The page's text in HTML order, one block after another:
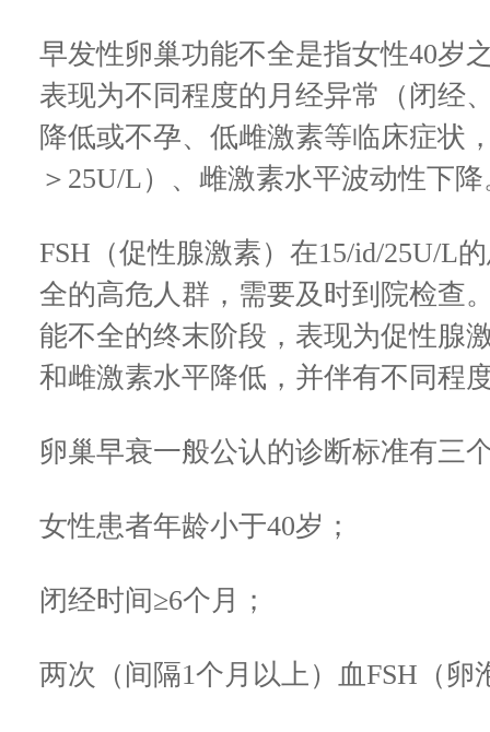
早发性卵巢功能不全是指女性40岁
表现为不同程度的月经异常（闭经
降低或不孕、低雌激素等临床症状
＞25U/L）、雌激素水平波动性下降
FSH（促性腺激素）在15/id/25U/L
全的高危人群，需要及时到院检查
能不全的终末阶段，表现为促性腺
和雌激素水平降低，并伴有不同程
卵巢早衰一般公认的诊断标准有三
女性患者年龄小于40岁；
闭经时间≥6个月；
两次（间隔1个月以上）血FSH（卵